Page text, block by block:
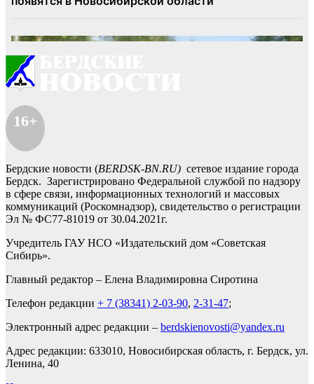
16+
Бердские новости (BERDSK-BN.RU) сетевое издание города
Бердск. Зарегистрировано Федеральной службой по надзору
в сфере связи, информационных технологий и массовых
коммуникаций (Роскомнадзор), свидетельство о регистрации
Эл № ФС77-81019 от 30.04.2021г.
Учредитель ГАУ НСО «Издательский дом «Советская
Сибирь».
Главный редактор – Елена Владимировна Сиротина
Телефон редакции + 7 (38341) 2-03-90, 2-31-47;
Электронный адрес редакции – berdskienovosti@yandex.ru
Адрес редакции: 633010, Новосибирская область, г. Бердск, ул.
Ленина, 40